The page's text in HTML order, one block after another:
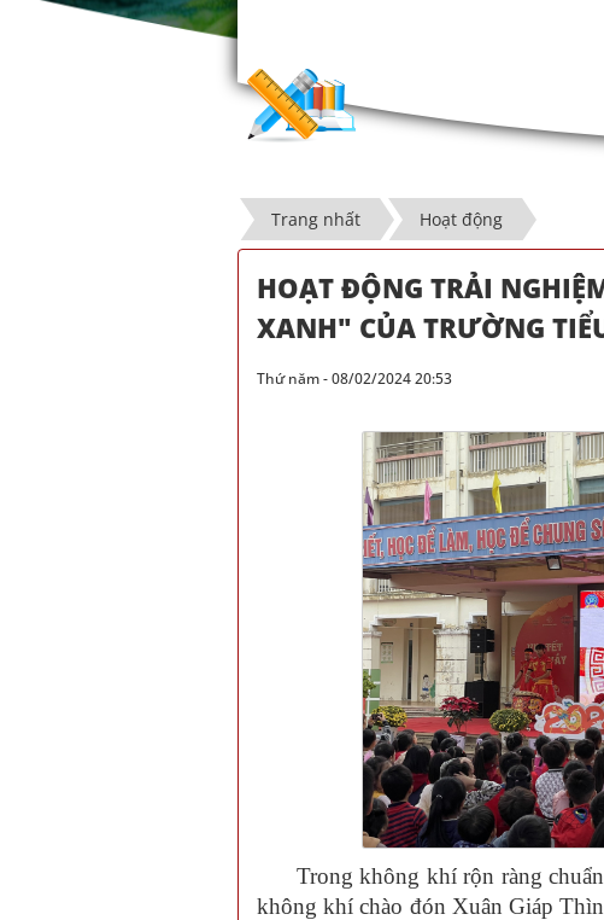
Trang nhất Hoạt động
HOẠT ĐỘNG TRẢI
XANH" CỦA TRƯỜNG
Thứ năm - 08/02/2024 20:53
Trong không khí rộn ràng chuẩn
không khí chào đón Xuân Giáp